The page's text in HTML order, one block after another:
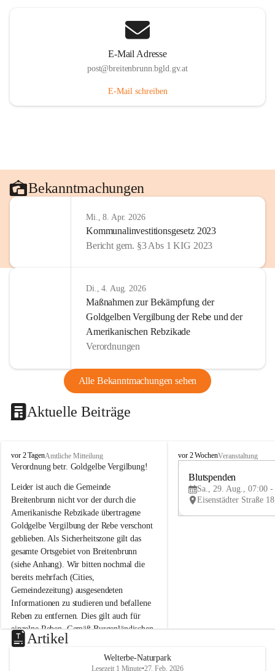
E-Mail Adresse
post@breitenbrunn.bgld.gv.at
E-Mail schreiben
Bekanntmachungen
Mi., 8. Apr. 2026
Kommunalinvestitionsgesetz 2023
Bericht gem. §3 Abs 1 KIG 2023
Di., 4. Aug. 2026
Maßnahmen zur Bekämpfung der
Goldgelben Vergilbung der Rebe und der
Amerikanischen Rebzikade
Verordnungen
Alle Bekanntmachungen sehen
Aktuelle Beiträge
B
r
i
t
e
n
b
r
u
n
n
a
m
N
e
u
s
vor 2 TagenAmtliche Mitteilung
Verordnung betr. Goldgelbe Vergilbung!
Leider ist auch die Gemeinde
Breitenbrunn nicht vor der durch die
Amerikanische Rebzikade übertragene
Goldgelbe Vergilbung der Rebe verschont
geblieben. Als Sicherheitszone gilt das
gesamte Ortsgebiet von Breitenbrunn
(siehe Anhang). Wir bitten nochmal die
bereits mehrfach (Cities,
Gemeindezeitung) ausgesendeten
Informationen zu studieren und befallene
Reben zu entfernen. Dies gilt auch für
einzelne Reben. Gemäß Burgenländischen
Weinbaugesetz sind nicht gepflegte oder
unzulässige Weingärten zu roden! Bitte
helfen wir zusammen um unsere Winzer
B
e
u
e
vor 2 WochenVeranstaltung
Blutspenden
Sa., 29. Aug., 07:00 -
Artikel
Welterbe-Naturpark
Lesezeit 1 Minute•27. Feb. 2026